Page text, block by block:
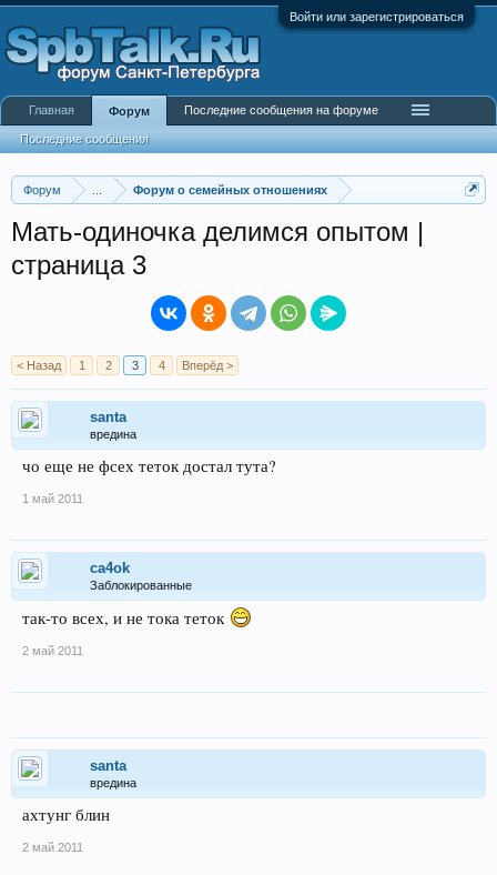
Войти или зарегистрироваться
Форум Форум о семейных отношениях
Мать-одиночка делимся опытом |
страница 3
< Назад 1 2 3 4 Вперёд >
santa
вредина
чо еще не фсех теток достал тута?
1 май 2011
ca4ok
Заблокированные
так-то всех, и не тока теток
2 май 2011
santa
вредина
ахтунг блин
2 май 2011
Главная Форум
Последние сообщения
Последние сообщения на форуме